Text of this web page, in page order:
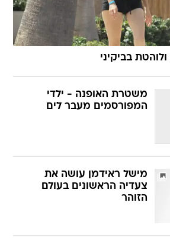
ולוהטת בביקיני
משטרת האופנה - ילדי
המפורסמים מעבר לים
מישל ראידמן עושה את
צעדיה הראשונים בעולם
הזוהר